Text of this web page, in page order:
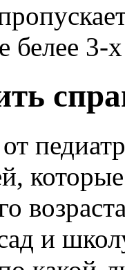
белее
и